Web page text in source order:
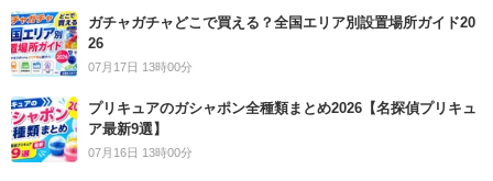
ガチャガチャどこで買える？全国エリア別設置場所ガイド20
26
07月17日 13時00分
プリキュアのガシャポン全種類まとめ2026【名探偵プリキュ
ア最新9選】
07月16日 13時00分